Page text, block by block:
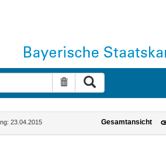
Suche zurücksetzen
23.04.2015 Gesamtansicht